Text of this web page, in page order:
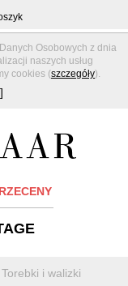
Osobowych z dnia
naszych usług
cookies (szczegóły).
Torebki i walizki